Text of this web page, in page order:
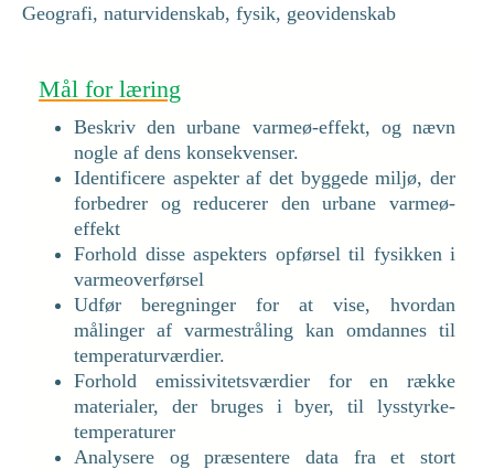
Geografi, naturvidenskab, fysik, geovidenskab
Mål for læring
Beskriv den urbane varmeø-effekt, og nævn
nogle af dens konsekvenser.
Identificere aspekter af det byggede miljø, der
forbedrer og reducerer den urbane varmeø-
effekt
Forhold disse aspekters opførsel til fysikken i
varmeoverførsel
Udfør beregninger for at vise, hvordan
målinger af varmestråling kan omdannes til
temperaturværdier.
Forhold emissivitetsværdier for en række
materialer, der bruges i byer, til lysstyrke-
temperaturer
Analysere og præsentere data fra et stort